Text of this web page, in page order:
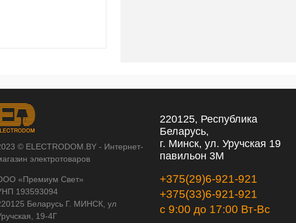
© ELECTRODOM.BY - Интернет-
электротоваров
«Премиум Свет»
193593094
Беларусь Г. МИНСК, ул
19-4Г
220125, Республика
Беларусь,
г. Минск, ул. Уручская 19
павильон 3М
+375(29)6-921-921
+375(33)6-921-921
с 9:00 до 17:00 Вт-Вс